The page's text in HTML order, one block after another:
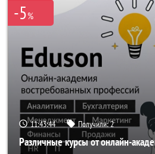
-5%
11:43:42 Получили:2
Различные курсы от онлайн-